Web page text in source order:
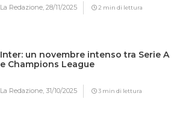
La Redazione,28/11/2025 2 min di lettura
Inter: un novembre intenso tra Serie A
e Champions League
La Redazione,31/10/2025 3 min di lettura